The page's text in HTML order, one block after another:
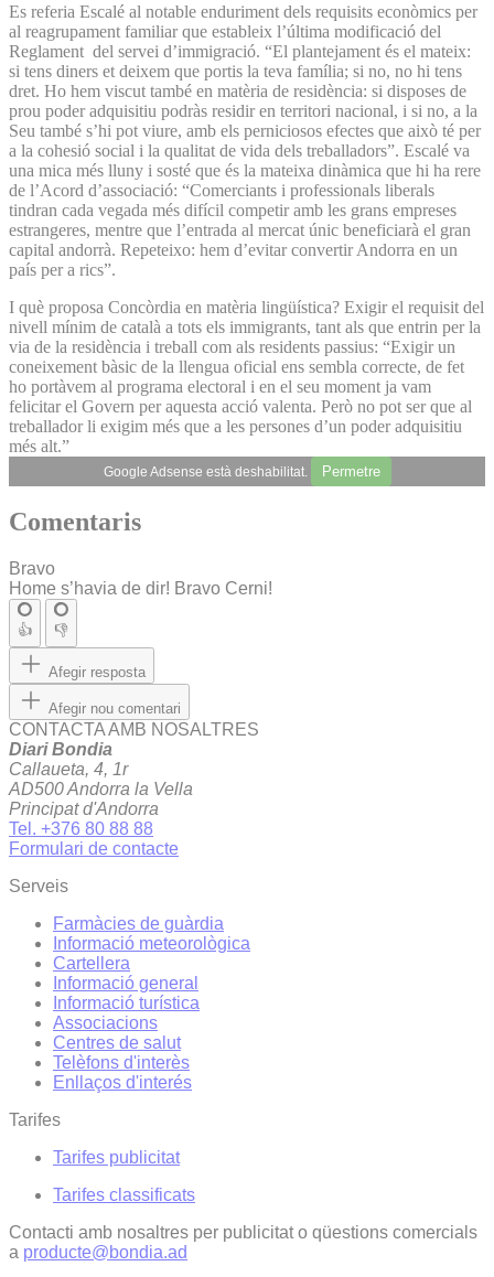
Es referia Escalé al notable enduriment dels requisits econòmics per
al reagrupament familiar que estableix l’última modificació del
Reglament del servei d’immigració. “El plantejament és el mateix:
si tens diners et deixem que portis la teva família; si no, no hi tens
dret. Ho hem viscut també en matèria de residència: si disposes de
prou poder adquisitiu podràs residir en territori nacional, i si no, a la
Seu també s’hi pot viure, amb els perniciosos efectes que això té per
a la cohesió social i la qualitat de vida dels treballadors”. Escalé va
una mica més lluny i sosté que és la mateixa dinàmica que hi ha rere
de l’Acord d’associació: “Comerciants i professionals liberals
tindran cada vegada més difícil competir amb les grans empreses
estrangeres, mentre que l’entrada al mercat únic beneficiarà el gran
capital andorrà. Repeteixo: hem d’evitar convertir Andorra en un
país per a rics”.
I què proposa Concòrdia en matèria lingüística? Exigir el requisit del
nivell mínim de català a tots els immigrants, tant als que entrin per la
via de la residència i treball com als residents passius: “Exigir un
coneixement bàsic de la llengua oficial ens sembla correcte, de fet
ho portàvem al programa electoral i en el seu moment ja vam
felicitar el Govern per aquesta acció valenta. Però no pot ser que al
treballador li exigim més que a les persones d’un poder adquisitiu
més alt.”
Google Adsense està deshabilitat. Permetre
Comentaris
Bravo
Home s’havia de dir! Bravo Cerni!
👍 👎
Afegir resposta
Afegir nou comentari
CONTACTA AMB NOSALTRES
Diari Bondia
Callaueta, 4, 1r
AD500 Andorra la Vella
Principat d'Andorra
Tel. +376 80 88 88
Formulari de contacte
Serveis
Farmàcies de guàrdia
Informació meteorològica
Cartellera
Informació general
Informació turística
Associacions
Centres de salut
Telèfons d'interès
Enllaços d'interés
Tarifes
Tarifes publicitat
Tarifes classificats
Contacti amb nosaltres per publicitat o qüestions comercials
a producte@bondia.ad